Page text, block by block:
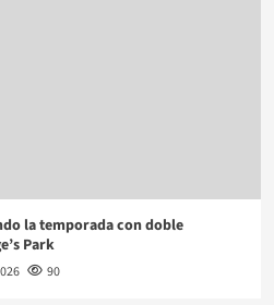
la temporada con doble
Park
90